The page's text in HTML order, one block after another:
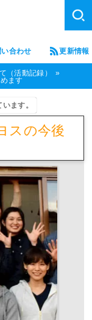
い合わせ 更新情報
（活動記録）
ます
ます。
スの今後